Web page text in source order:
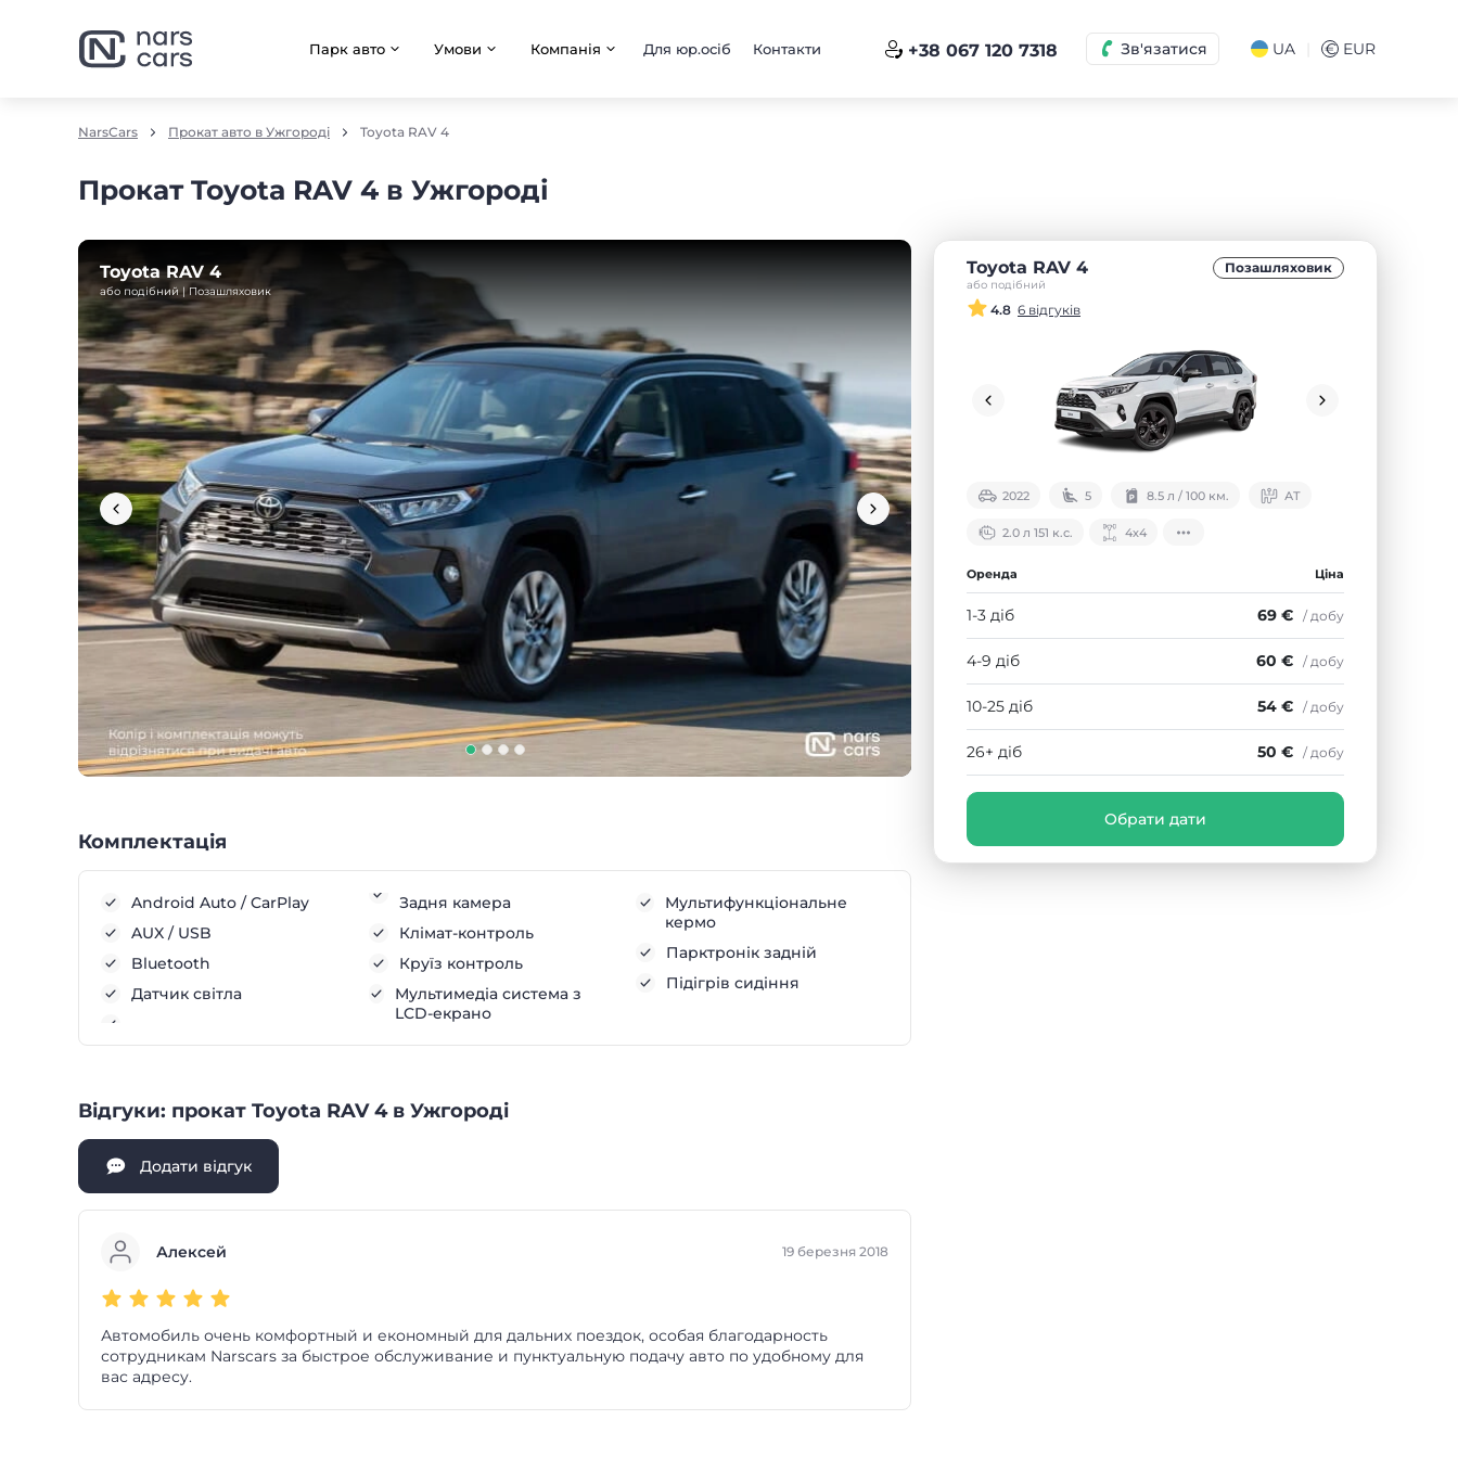
Парк авто Умови Компанія Для юр.осіб Контакти +38 067 120 7318 Зв'язатися UA € EUR
NarsCars Прокат авто в Ужгороді Toyota RAV 4
Прокат Toyota RAV 4 в Ужгороді
Toyota RAV 4
або подібний | Позашляховик
Комплектація
Android Auto / CarPlay
AUX / USB
Bluetooth
Датчик світла
Задня камера
Клімат-контроль
Круїз контроль
Мультимедіа система з
LCD-екрано
Мультифункціональне
кермо
Парктронік задній
Підігрів сидіння
Відгуки: прокат Toyota RAV 4 в Ужгороді
Додати відгук
Алексей 19 березня 2018
Автомобиль очень комфортный и економный для дальних поездок, особая благодарность
сотрудникам Narscars за быстрое обслуживание и пунктуальную подачу авто по удобному для
вас адресу.
Toyota RAV 4
або подібний
Позашляховик
4.8 6 відгуків
2022 5 8.5 л / 100 км. АТ
2.0 л 151 к.с. 4х4
Оренда Ціна
1-3 діб 69 € / добу
4-9 діб 60 € / добу
10-25 діб 54 € / добу
26+ діб 50 € / добу
Обрати дати